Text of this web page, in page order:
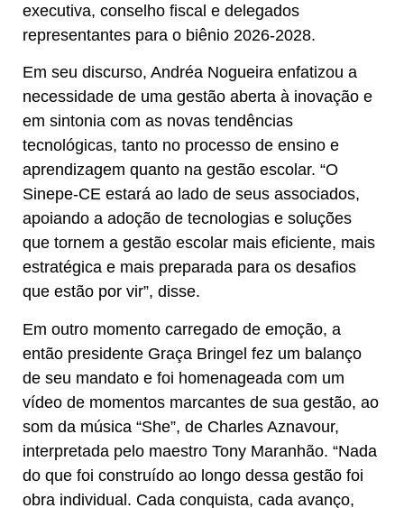
executiva, conselho fiscal e delegados
representantes para o biênio 2026-2028.
Em seu discurso, Andréa Nogueira enfatizou a
necessidade de uma gestão aberta à inovação e
em sintonia com as novas tendências
tecnológicas, tanto no processo de ensino e
aprendizagem quanto na gestão escolar. “O
Sinepe-CE estará ao lado de seus associados,
apoiando a adoção de tecnologias e soluções
que tornem a gestão escolar mais eficiente, mais
estratégica e mais preparada para os desafios
que estão por vir”, disse.
Em outro momento carregado de emoção, a
então presidente Graça Bringel fez um balanço
de seu mandato e foi homenageada com um
vídeo de momentos marcantes de sua gestão, ao
som da música “She”, de Charles Aznavour,
interpretada pelo maestro Tony Maranhão. “Nada
do que foi construído ao longo dessa gestão foi
obra individual. Cada conquista, cada avanço,